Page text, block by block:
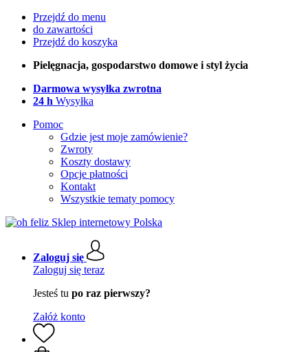
Przejdź do menu
do zawartości
Przejdź do koszyka
Pielęgnacja, gospodarstwo domowe i styl życia
Darmowa wysyłka zwrotna
24 h Wysyłka
Pomoc
Gdzie jest moje zamówienie?
Zwroty
Koszty dostawy
Opcje płatności
Kontakt
Wszystkie tematy pomocy
Zaloguj się
Zaloguj się teraz
Jesteś tu po raz pierwszy?
Załóż konto